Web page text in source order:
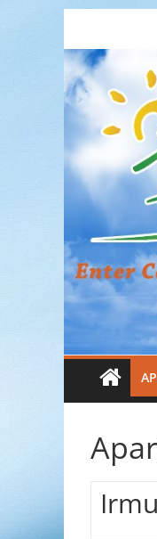
content
Enter
Center